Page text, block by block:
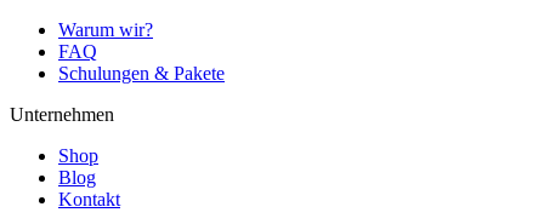
Warum wir?
FAQ
Schulungen & Pakete
Unternehmen
Shop
Blog
Kontakt